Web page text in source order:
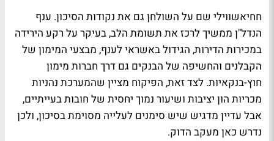
חחיאשווילי שם על השולחן גם את נקודות הסיכון. ענף
הנדל"ן ממשיך לרכז את תשומת הלב, בעיקר על רקע הירידה
במכירות הדירות, הגידול באשראי לענף, מבצעי המימון של
הקבלנים והחשיפה של הבנקים גם דרך חברות מימון
חוץ-בנקאיות. לצד זאת, הפיקוח מציין שהמערכת נהניות
מכריות הון יציבות ושיעור נמוך יחסית של חובות בעייתיים,
אבל עדיין מדגיש שיש סימנים לעלייה מסוימת בסיכון, ולכן
נדרש כאן מעקב הדוק.